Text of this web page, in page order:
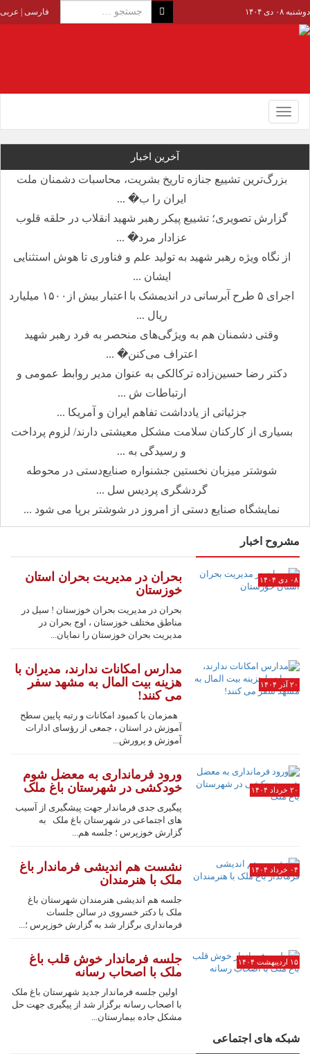
دوشنبه ۰۸ دی ۱۴۰۴ فارسی عربی
Toggle
navigation
آخرین اخبار
بزرگ‌ترین تشییع جنازه تاریخ بشریت، محاسبات دشمنان ملت
ایران را ب� ...
گزارش تصویری؛ تشییع پیکر رهبر شهید انقلاب در حلقه قلوب
عزادار مرد� ...
از نگاه ویژه رهبر شهید به تولید علم و فناوری تا هوش استثنایی
ایشان ...
اجرای ۵ طرح آبرسانی در اندیمشک با اعتبار بیش از۱۵۰۰ میلیارد
ریال ...
وقتی دشمنان هم به ویژگی‌های منحصر به فرد رهبر شهید
اعتراف می‌کنن� ...
دکتر رضا حسین‌زاده ترکالکی به عنوان مدیر روابط عمومی و
ارتباطات ش ...
جزئیاتی از یادداشت تفاهم ایران و آمریکا ...
بسیاری از کارکنان سلامت مشکل معیشتی دارند/ لزوم پرداخت
و رسیدگی به ...
شوشتر میزبان نخستین جشنواره صنایع‌دستی در محوطه
گردشگری پردیس سل ...
نمایشگاه صنایع دستی از امروز در شوشتر برپا می شود ...
مشروح اخبار
۰۸ دی ۱۴۰۴
بحران در مدیریت بحران استان
خوزستان
بحران در مدیریت بحران خوزستان ! سیل در
مناطق مختلف خوزستان ، اوج بحران در
مدیریت بحران خوزستان را نمایان...
۲۰ آذر ۱۴۰۴
مدارس امکانات ندارند، مدیران با
هزینه بیت المال به مشهد سفر
می کنند!
همزمان با کمبود امکانات و رتبه پایین سطح
آموزش در استان ، جمعی از رؤسای ادارات
آموزش و پرورش...
۲۰ خرداد ۱۴۰۴
ورود فرمانداری به معضل شوم
خودکشی در شهرستان باغ ملک
پیگیری جدی فرماندار جهت پیشگیری از آسیب
های اجتماعی در شهرستان باغ ملک به
گزارش خوزپرس ؛ جلسه هم...
۰۴ خرداد ۱۴۰۴
نشست هم اندیشی فرماندار باغ
ملک با هنرمندان
جلسه هم اندیشی هنرمندان شهرستان باغ
ملک با دکتر خسروی در سالن جلسات
فرمانداری برگزار شد به گزارش خوزپرس ؛...
۱۵ اردیبهشت ۱۴۰۴
جلسه فرماندار خوش قلب باغ
ملک با اصحاب رسانه
اولین جلسه فرماندار جدید شهرستان باغ ملک
با اصحاب رسانه برگزار شد از پیگیری جهت حل
مشکل جاده بیمارستان...
شبکه های اجتماعی